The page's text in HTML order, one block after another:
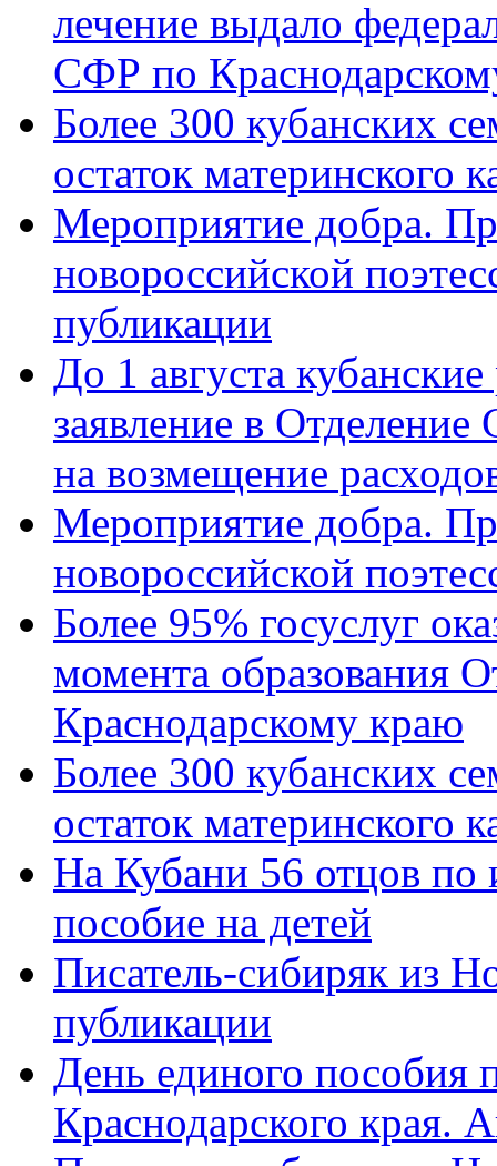
лечение выдало
СФР по
Более 300 кубанских
остаток материнского
Мероприятие добра.
новороссийской
публикации
До 1 августа
заявление в
на возмещение
Мероприятие добра.
новороссийской
Более 95% госуслуг
момента образования
Краснодарскому краю
Более 300 кубанских
остаток материнского
На Кубани 56 отцов по
пособие на детей
Писатель-сибиряк из
публикации
День единого пособия
Краснодарского края.